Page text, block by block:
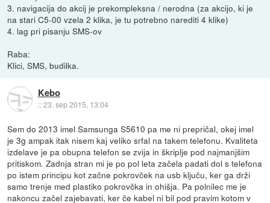
3. navigacija do akcij je prekompleksna / nerodna (za akcijo, ki je
na stari C5-00 vzela 2 klika, je tu potrebno narediti 4 klike)
4. lag pri pisanju SMS-ov
Raba:
Klici, SMS, budilka.
Kebo
::23. sep 2015, 13:04
Sem do 2013 imel Samsunga S5610 pa me ni prepričal, okej imel
je 3g ampak itak nisem kaj veliko srfal na takem telefonu. Kvaliteta
izdelave je pa obupna telefon se zvija in škriplje pod najmanjšim
pritiskom. Zadnja stran mi je po pol leta začela padati dol s telefona
po istem principu kot začne pokrovček na usb ključu, ker ga drži
samo trenje med plastiko pokrovčka in ohišja. Pa polnilec me je
nakoncu začel zajebavati, ker če kabel ni bil pod pravim kotom v